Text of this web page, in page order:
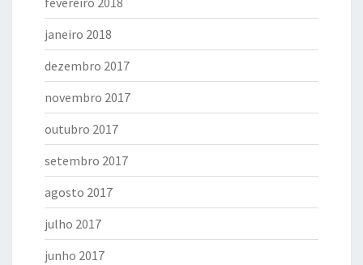
janeiro 2018
dezembro 2017
novembro 2017
outubro 2017
setembro 2017
agosto 2017
julho 2017
junho 2017